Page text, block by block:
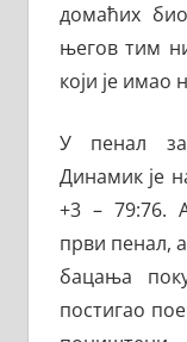
домаћих
његов тим
који је имао
У пенал
Динамик је
+3 – 79:76.
први пенал,
бацања
постигао